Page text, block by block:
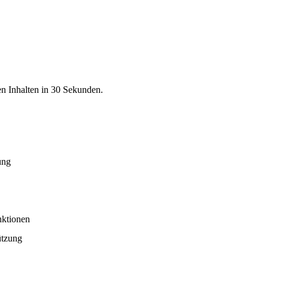
Inhalten in 30 Sekunden.